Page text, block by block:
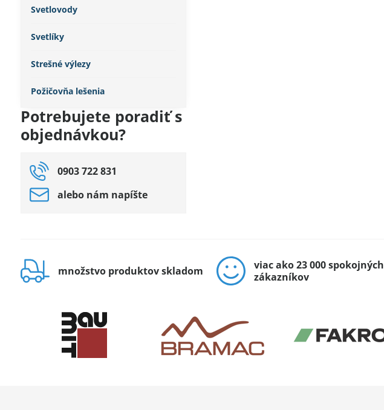
Svetlovody
Svetlíky
Strešné výlezy
Požičovňa lešenia
Potrebujete poradiť s
objednávkou?
0903 722 831
alebo nám napíšte
množstvo produktov skladom
viac ako 23 000 spokojných
zákazníkov